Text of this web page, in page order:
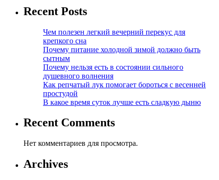
Recent Posts
Чем полезен легкий вечерний перекус для
крепкого сна
Почему питание холодной зимой должно быть
сытным
Почему нельзя есть в состоянии сильного
душевного волнения
Как репчатый лук помогает бороться с весенней
простудой
В какое время суток лучше есть сладкую дыню
Recent Comments
Нет комментариев для просмотра.
Archives